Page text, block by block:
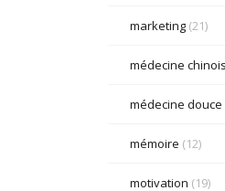
marketing(21)
médecine
médecine douce
mémoire (12)
motivation (19)